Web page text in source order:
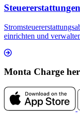
Steuererstattungen
einrichten und
Monta Charge